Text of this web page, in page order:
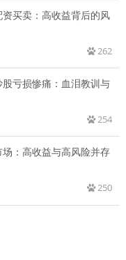
买卖：高收益背后的风
262
亏损惨痛：血泪教训与
254
资市场：高收益与高风险并存
250